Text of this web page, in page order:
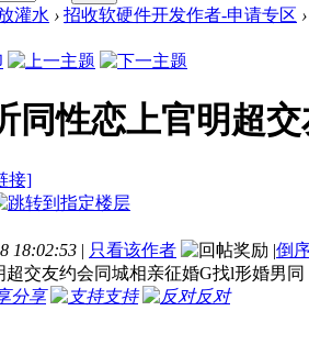
灌水 › 招收软硬件开发作者-申请专区 ›
同性恋上官明超
接]
18:02:53 | 只看该作者 |倒
超交友约会同城相亲征婚G找l形婚男同
分享 支持
反对